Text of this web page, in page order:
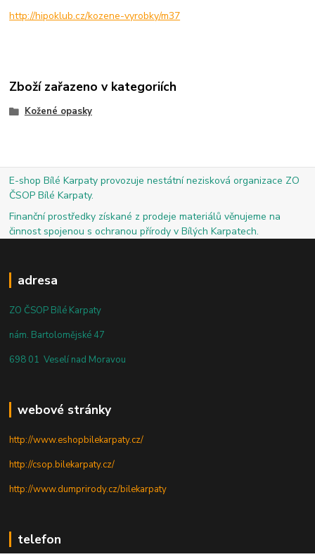
http://hipoklub.cz/kozene-vyrobky/m37
Zboží zařazeno v kategoriích
Kožené opasky
E-shop Bílé Karpaty provozuje nestátní nezisková organizace ZO
ČSOP Bílé Karpaty.
Finanční prostředky získané z prodeje materiálů věnujeme na
činnost spojenou s ochranou přírody v Bílých Karpatech.
adresa
ZO ČSOP Bílé Karpaty
nám. Bartolomějské 47
698 01 Veselí nad Moravou
webové stránky
http://www.eshopbilekarpaty.cz/
http://csop.bilekarpaty.cz/
http://www.dumprirody.cz/bilekarpaty
telefon